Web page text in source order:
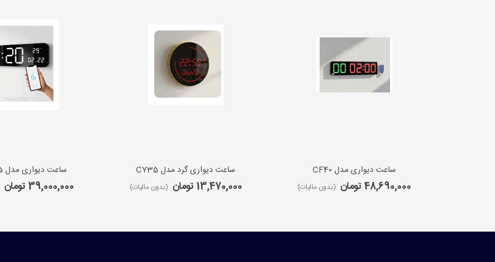
ساعت دیواری مدل CF40
48,690,000 تومان (بدون مالیات)
ساعت دیواری گرد مدل CY35
13,470,000 تومان (بدون مالیات)
ساعت دیواری مدل iClock105
39,000,000 تومان